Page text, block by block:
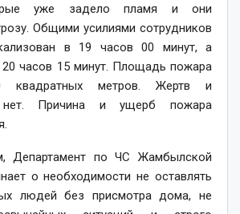
уже задело пламя и они
Общими усилиями сотрудников
в 19 часов 00 минут, а
20 часов 15 минут. Площадь пожара
квадратных метров. Жертв и
нет. Причина и ущерб пожара
Департамент по ЧС Жамбылской
о необходимости не оставлять
людей без присмотра дома, не